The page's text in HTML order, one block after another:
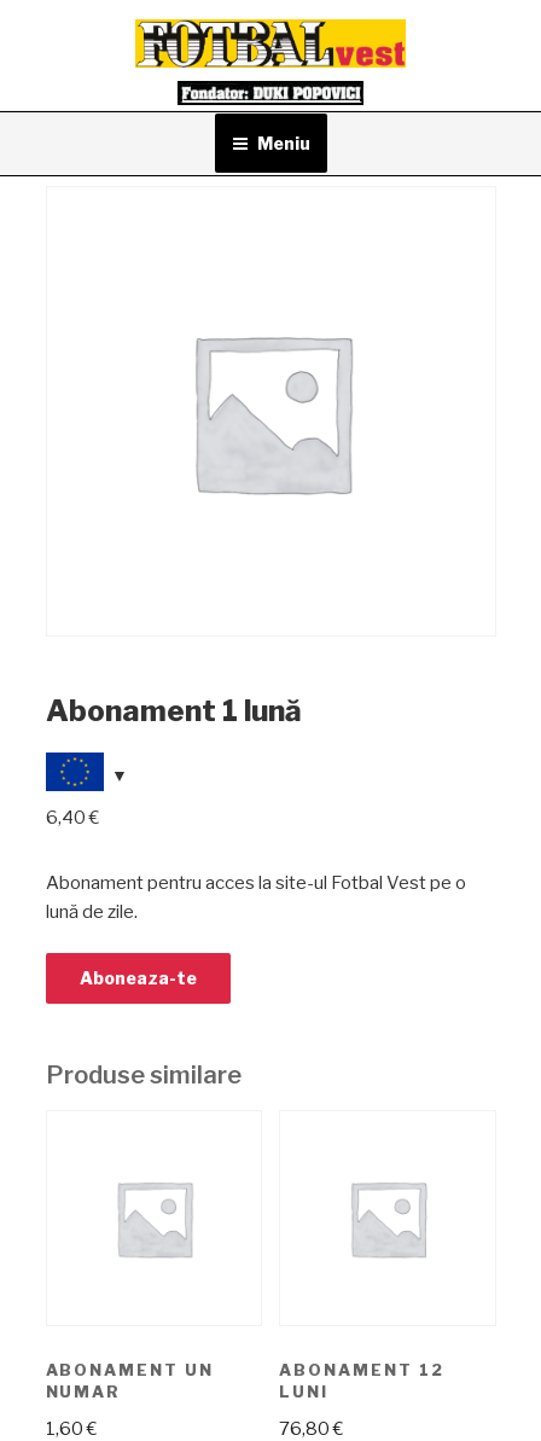
Meniu
Abonament 1 lună
6,40€
Abonament pentru acces la site-ul Fotbal Vest pe o
lună de zile.
Aboneaza-te
Produse similare
ABONAMENT UN
NUMAR
1,60€
ABONAMENT 12
LUNI
76,80€